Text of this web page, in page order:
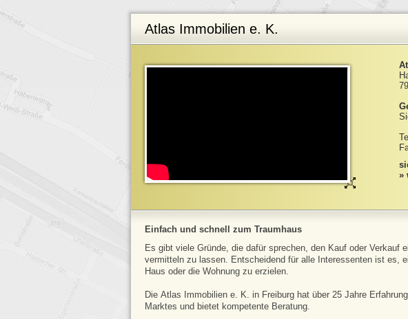
Atlas Immobilien e. K.
»
Einfach und schnell zum Traumhaus
Es gibt viele Gründe, die dafür sprechen, den Kauf oder Verkauf
vermitteln zu lassen. Entscheidend für alle Interessenten ist es,
Haus oder die Wohnung zu erzielen.
Die Atlas Immobilien e. K. in Freiburg hat über 25 Jahre
Marktes und bietet kompetente Beratung.